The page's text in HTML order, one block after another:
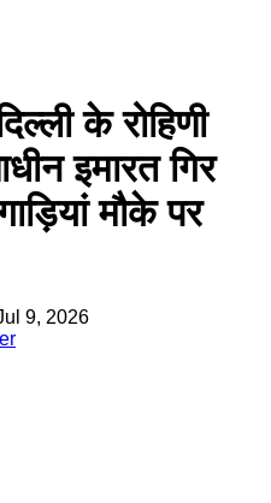
के रोहिणी
इमारत गिर
मौके पर
9, 2026